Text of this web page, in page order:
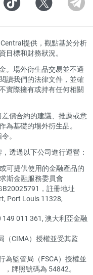
提供，觀點基於分析
目標和財務狀況。
。場外衍生品交易並不適
讀我們的法律文件，並確
實際擁有或持有任何相關
價合約的建議、推薦或意
為基礎的場外衍生品。
。
透過以下公司進行運營：
可提供使用的金融產品的
斯金融服務委員會
，註冊地址
Port Louis 11328,
011 361, 澳大利亞金融
（CIMA）授權並受其監
為監管局（FSCA）授權並
牌照號碼為 54842。